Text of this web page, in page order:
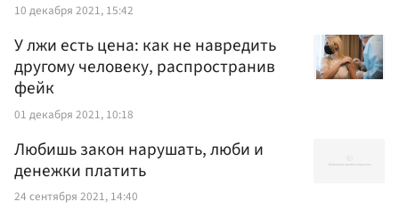
10 декабря 2021, 15:42
У лжи есть цена: как не навредить
другому человеку, распространив
фейк
01 декабря 2021, 10:18
Любишь закон нарушать, люби и
денежки платить
24 сентября 2021, 14:40